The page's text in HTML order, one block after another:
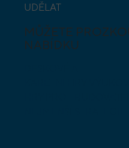
UDĚLAT
MŮŽETE
NABÍDKU